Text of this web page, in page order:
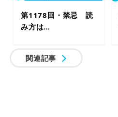
第1178回・禁忌 読
み方は…
関連記事